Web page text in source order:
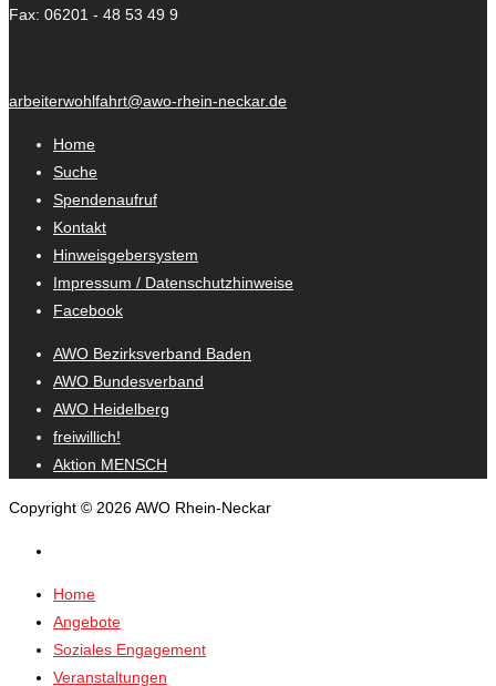
Fax: 06201 - 48 53 49 9
arbeiterwohlfahrt@awo-rhein-neckar.de
Home
Suche
Spendenaufruf
Kontakt
Hinweisgebersystem
Impressum / Datenschutzhinweise
Facebook
AWO Bezirksverband Baden
AWO Bundesverband
AWO Heidelberg
freiwillich!
Aktion MENSCH
Copyright © 2026 AWO Rhein-Neckar
Home
Angebote
Soziales Engagement
Veranstaltungen